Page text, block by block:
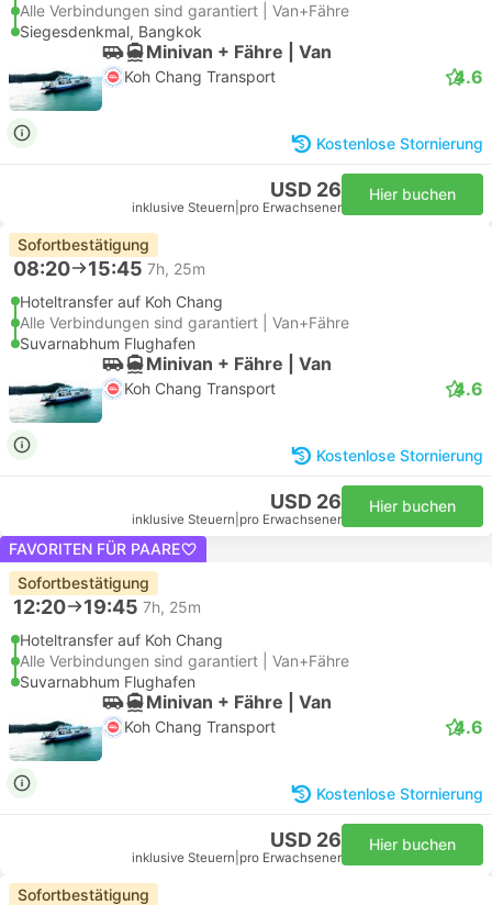
Alle Verbindungen sind garantiert | Van+Fähre
Siegesdenkmal, Bangkok
Minivan + Fähre | Van
Koh Chang Transport 4.6
Kostenlose Stornierung
USD 26
inklusive Steuern pro Erwachsener
Hier buchen
Sofortbestätigung
08:20 15:45 7h, 25m
Hoteltransfer auf Koh Chang
Alle Verbindungen sind garantiert | Van+Fähre
Suvarnabhum Flughafen
Minivan + Fähre | Van
Koh Chang Transport 4.6
Kostenlose Stornierung
USD 26
inklusive Steuern pro Erwachsener
Hier buchen
FAVORITEN FÜR PAARE
Sofortbestätigung
12:20 19:45 7h, 25m
Hoteltransfer auf Koh Chang
Alle Verbindungen sind garantiert | Van+Fähre
Suvarnabhum Flughafen
Minivan + Fähre | Van
Koh Chang Transport 4.6
Kostenlose Stornierung
USD 26
inklusive Steuern pro Erwachsener
Hier buchen
Sofortbestätigung